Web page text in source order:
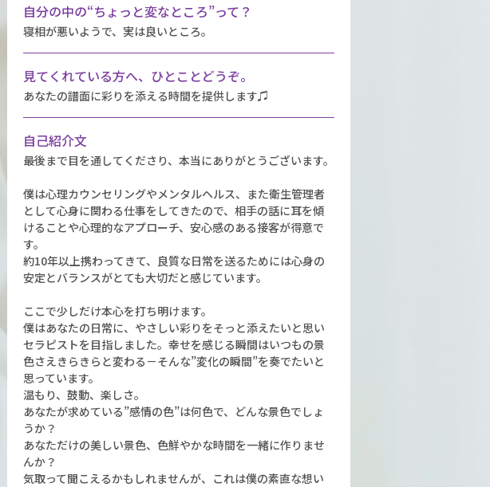
自分の中の“ちょっと変なところ”って？
寝相が悪いようで、実は良いところ。
見てくれている方へ、ひとことどうぞ。
あなたの譜面に彩りを添える時間を提供します♫
自己紹介文
最後まで目を通してくださり、本当にありがとうございます。
僕は心理カウンセリングやメンタルヘルス、また衛生管理者
として心身に関わる仕事をしてきたので、相手の話に耳を傾
けることや心理的なアプローチ、安心感のある接客が得意で
す。
約10年以上携わってきて、良質な日常を送るためには心身の
安定とバランスがとても大切だと感じています。
ここで少しだけ本心を打ち明けます。
僕はあなたの日常に、やさしい彩りをそっと添えたいと思い
セラピストを目指しました。幸せを感じる瞬間はいつもの景
色さえきらきらと変わる－そんな”変化の瞬間”を奏でたいと
思っています。
温もり、鼓動、楽しさ。
あなたが求めている”感情の色”は何色で、どんな景色でしょ
うか？
あなただけの美しい景色、色鮮やかな時間を一緒に作りませ
んか？
気取って聞こえるかもしれませんが、これは僕の素直な想い